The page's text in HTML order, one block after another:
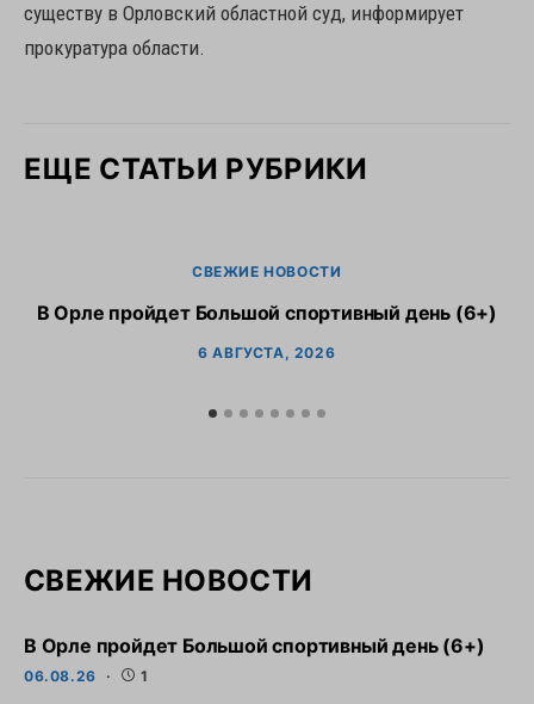
существу в Орловский областной суд, информирует
прокуратура области.
ЕЩЕ СТАТЬИ РУБРИКИ
СВЕЖИЕ НОВОСТИ
В Орле пройдет Большой спортивный день (6+)
6 АВГУСТА, 2026
СВЕЖИЕ НОВОСТИ
В Орле пройдет Большой спортивный день (6+)
06.08.26 1